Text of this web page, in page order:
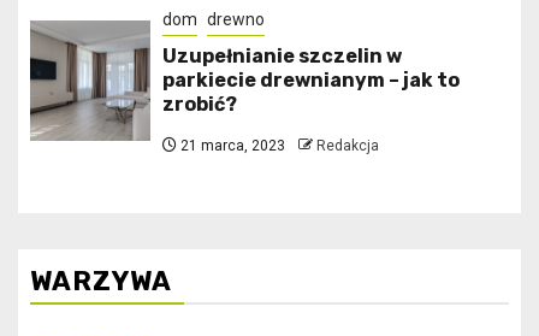
dom drewno
Uzupełnianie szczelin w
parkiecie drewnianym – jak to
zrobić?
21 marca, 2023 Redakcja
WARZYWA